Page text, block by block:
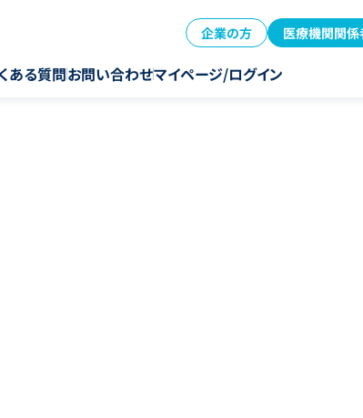
企業の方 医療機関関
ある質問お問い合わせマイページ/ログイン